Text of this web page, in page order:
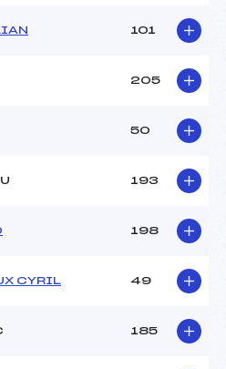
101
205
50
193
198
CYRIL 49
185